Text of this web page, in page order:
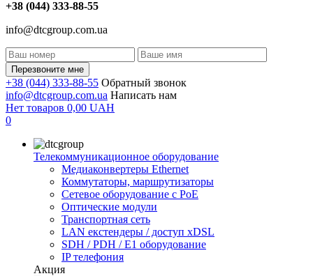
+38 (044) 333-88-55
info@dtcgroup.com.ua
Перезвоните мне
+38 (044) 333-88-55 Обратный звонок
info@dtcgroup.com.ua Написать нам
Нет товаров 0,00 UAH
0
Телекоммуникационное оборудование
Медиаконвертеры Ethernet
Коммутаторы, маршрутизаторы
Сетевое оборудование с PoE
Оптические модули
Транспортная сеть
LAN екстендеры / доступ xDSL
SDH / PDH / E1 оборудование
IP телефония
Акция